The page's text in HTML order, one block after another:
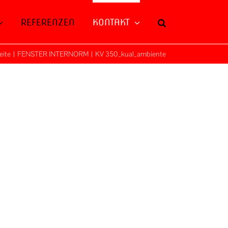
REFERENZEN KONTAKT
| FENSTER INTERNORM | KV 350_kual_ambiente